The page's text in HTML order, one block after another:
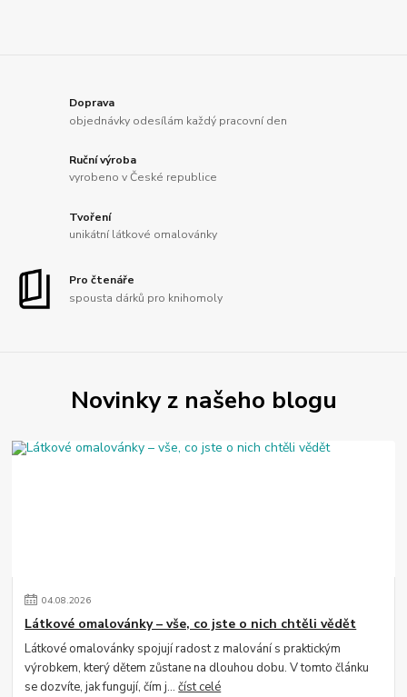
Doprava
objednávky odesílám každý pracovní den
Ruční výroba
vyrobeno v České republice
Tvoření
unikátní látkové omalovánky
Pro čtenáře
spousta dárků pro knihomoly
Novinky z našeho blogu
04.08.2026
Látkové omalovánky – vše, co jste o nich chtěli vědět
Látkové omalovánky spojují radost z malování s praktickým
výrobkem, který dětem zůstane na dlouhou dobu. V tomto článku
se dozvíte, jak fungují, čím j...číst celé